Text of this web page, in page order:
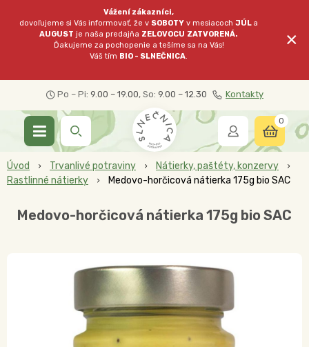
Vážení zákazníci,
dovoľujeme si Vás informovať, že v SOBOTY v mesiacochJÚL a
AUGUST je naša predajňa ZELOVOCU ZATVORENÁ.
Ďakujeme za pochopenie a tešíme sa na Vás!
Váš tím BIO - SLNEČNICA.
×
Po – Pi: 9.00 – 19.00, So: 9.00 – 12.30 Kontakty
0
Úvod Trvanlivé potraviny
Nátierky, paštéty, konzervy
Rastlinné nátierky
Medovo-horčicová nátierka 175g bio SAC
Medovo-horčicová nátierka 175g bio SAC